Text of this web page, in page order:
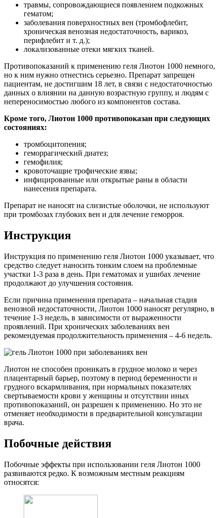
травмы, сопровождающиеся появлением подкожных
гематом;
заболевания поверхностных вен (тромбофлебит,
хроническая венозная недостаточность, варикоз,
перифлебит и т. д.);
локализованные отеки мягких тканей.
Противопоказаний к применению геля Лиотон 1000 немного,
но к ним нужно отнестись серьезно. Препарат запрещен
пациентам, не достигшим 18 лет, в связи с недостаточностью
данных о влиянии на данную возрастную группу, и людям с
непереносимостью любого из компонентов состава.
Кроме того, Лиотон 1000 противопоказан при следующих
состояниях:
тромбоцитопения;
геморрагический диатез;
гемофилия;
кровоточащие трофические язвы;
инфицированные или открытые раны в области
нанесения препарата.
Препарат не наносят на слизистые оболочки, не используют
при тромбозах глубоких вен и для лечение геморроя.
Инструкция
Инструкция по применению геля Лиотон 1000 указывает, что
средство следует наносить тонким слоем на проблемные
участки 1-3 раза в день. При гематомах и ушибах лечение
продолжают до улучшения состояния.
Если причина применения препарата – начальная стадия
венозной недостаточности, Лиотон 1000 наносят регулярно, в
течение 1-3 недель, в зависимости от выраженности
проявлений. При хронических заболеваниях вен
рекомендуемая продолжительность применения – 4-6 недель.
Лиотон не способен проникать в грудное молоко и через
плацентарный барьер, поэтому в период беременности и
грудного вскармливания, при нормальных показателях
свертываемости крови у женщины и отсутствии иных
противопоказаний, он разрешен к применению. Но это не
отменяет необходимости в предварительной консультации
врача.
Побочные действия
Побочные эффекты при использовании геля Лиотон 1000
развиваются редко. К возможным местным реакциям
относятся: